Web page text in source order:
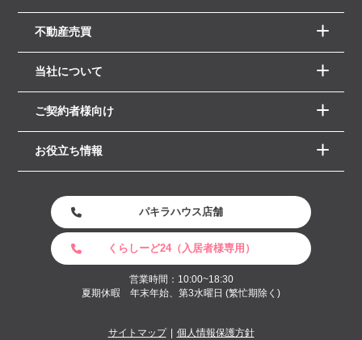
不動産売買
当社について
ご契約者様向け
お役立ち情報
パキラハウス店舗
くらしーど24（入居者様専用）
営業時間：10:00~18:30
夏期休暇 年末年始、第3水曜日 (繁忙期除く)
サイトマップ 個人情報保護方針